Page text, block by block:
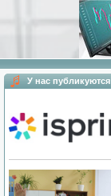
У нас публикуются